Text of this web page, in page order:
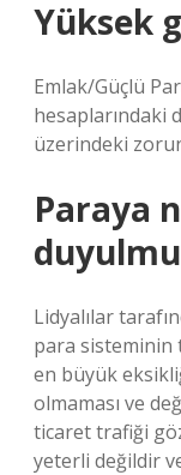
Yüksek
Emlak/Güçlü
hesaplarındaki
üzerindeki
Paraya
Lidyalılar
para sisteminin
en büyük
olmaması ve
ticaret trafiği
yeterli değildir